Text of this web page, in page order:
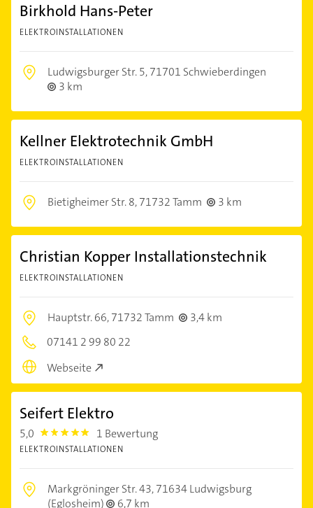
Birkhold Hans-Peter
ELEKTROINSTALLATIONEN
Ludwigsburger Str. 5,71701 Schwieberdingen
3 km
Kellner Elektrotechnik GmbH
ELEKTROINSTALLATIONEN
Bietigheimer Str. 8,71732 Tamm 3 km
Christian Kopper Installationstechnik
ELEKTROINSTALLATIONEN
Hauptstr. 66,71732 Tamm
3,4 km
07141 2 99 80 22
Webseite
Seifert Elektro
5,0 5.0 1 Bewertung
ELEKTROINSTALLATIONEN
Markgröninger Str. 43,71634 Ludwigsburg
(Eglosheim)
6,7 km